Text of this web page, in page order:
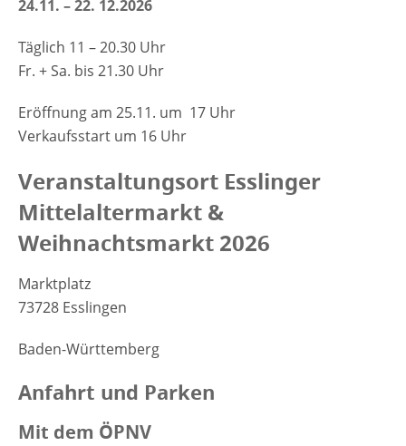
24.11. – 22. 12.2026
Täglich 11 – 20.30 Uhr
Fr. + Sa. bis 21.30 Uhr
Eröffnung am 25.11. um 17 Uhr
Verkaufsstart um 16 Uhr
Veranstaltungsort Esslinger
Mittelaltermarkt &
Weihnachtsmarkt 2026
Marktplatz
73728 Esslingen
Baden-Württemberg
Anfahrt und Parken
Mit dem ÖPNV